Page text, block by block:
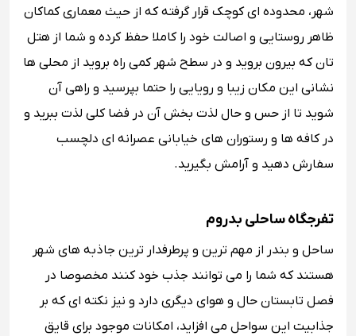
شهر، محدوده ای کوچک قرار گرفته که از حیث معماری کماکان
ظاهر روستایی و اصالت خود را کاملا حفظ کرده و شما از هتل
تان که بیرون بروید و در سطح شهر کمی راه بروید از محلی ها
نشانی این مکان زیبا و رویایی را حتما بپرسید و راهی آن
شوید تا از حس و حال لذت بخش آن در فضا کلی لذت ببرید و
در کافه ها و رستوران های خیابانی عصرانه ای دلچسب
سفارش دهید و آرامش بگیرید.
تفرجگاه ساحلی بدروم
ساحل و بندر از مهم ترین و پرطرفدار ترین جاذبه های شهر
هستند که شما را می توانند جذب خود کنند مخصوصا در
فصل تابستان حال و هوای دیگری دارد و نیز نکته ای که بر
جذابیت این سواحل می افزاید، امکانات موجود برای قایق